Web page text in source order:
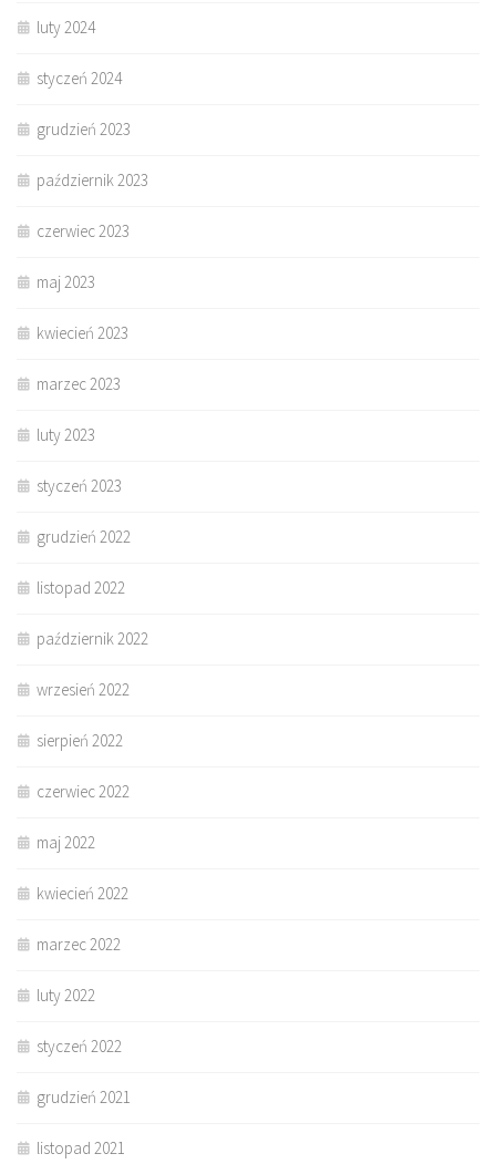
luty 2024
styczeń 2024
grudzień 2023
październik 2023
czerwiec 2023
maj 2023
kwiecień 2023
marzec 2023
luty 2023
styczeń 2023
grudzień 2022
listopad 2022
październik 2022
wrzesień 2022
sierpień 2022
czerwiec 2022
maj 2022
kwiecień 2022
marzec 2022
luty 2022
styczeń 2022
grudzień 2021
listopad 2021